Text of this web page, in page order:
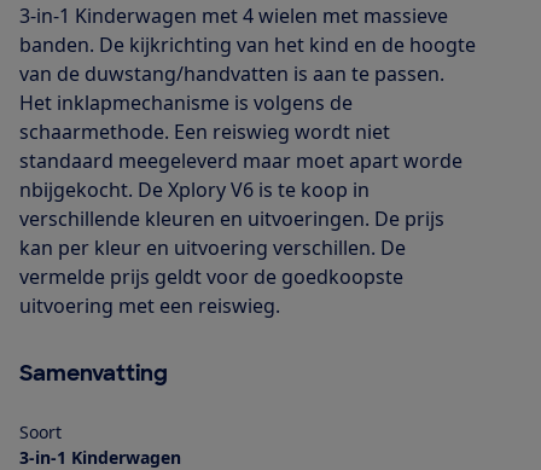
3-in-1 Kinderwagen met 4 wielen met massieve
banden. De kijkrichting van het kind en de hoogte
van de duwstang/handvatten is aan te passen.
Het inklapmechanisme is volgens de
schaarmethode. Een reiswieg wordt niet
standaard meegeleverd maar moet apart worde
nbijgekocht. De Xplory V6 is te koop in
verschillende kleuren en uitvoeringen. De prijs
kan per kleur en uitvoering verschillen. De
vermelde prijs geldt voor de goedkoopste
uitvoering met een reiswieg.
Samenvatting
Soort
3-in-1 Kinderwagen